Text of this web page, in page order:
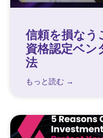
信頼を損なう
資格認定ベン
法
もっと読む →